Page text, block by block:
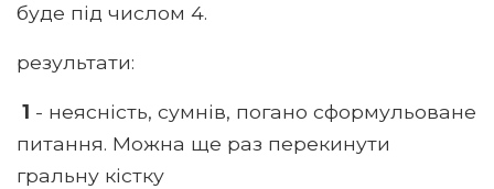
буде під числом 4.
результати:
1 - неясність, сумнів, погано сформульоване
питання. Можна ще раз перекинути
гральну кістку